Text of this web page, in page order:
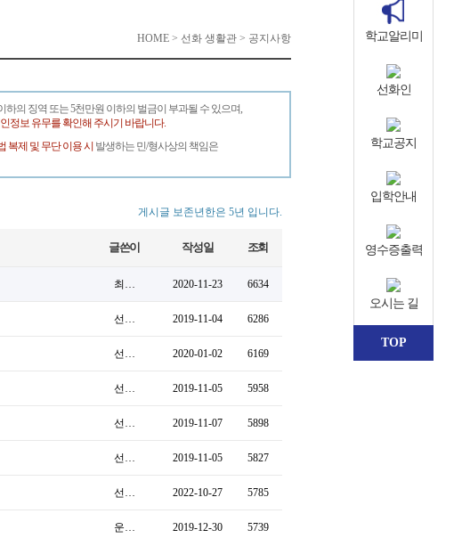
HOME > 선화 생활관 > 공지사항
의 징역 또는 5천만원 이하의 벌금이 부과될 수 있으며,
정보 유무를 확인해 주시기 바랍니다.
복제 및 무단 이용 시 발생하는 민/형사상의 책임은
게시글 보존년한은 5년 입니다.
글쓴이 작성일 조회
최… 2020-11-23 6634
선… 2019-11-04 6286
선… 2020-01-02 6169
선… 2019-11-05 5958
선… 2019-11-07 5898
선… 2019-11-05 5827
선… 2022-10-27 5785
운… 2019-12-30 5739
학교알리미
선화인
학교공지
입학안내
영수증출력
오시는 길
TOP